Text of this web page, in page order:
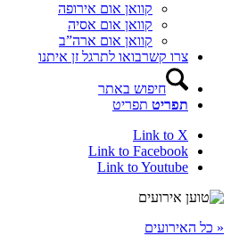
קוואן אום אירופה
קוואן אום אסיה
קוואן אום ארה”ב
צרו קשרבואו לתרגל זן איתנו
חיפוש באתר
תפריט תפריט
Link to X
Link to Facebook
Link to Youtube
« כל האירועים